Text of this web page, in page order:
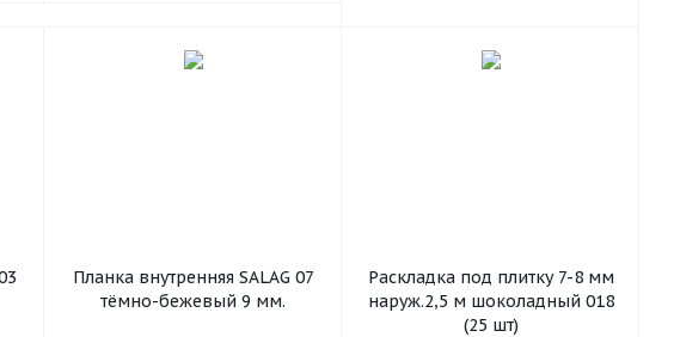
Планка внутренняя SALAG 07
тёмно-бежевый 9 мм.
Раскладка под плитку 7-8 мм
наруж.2,5 м шоколадный 018
(25 шт)